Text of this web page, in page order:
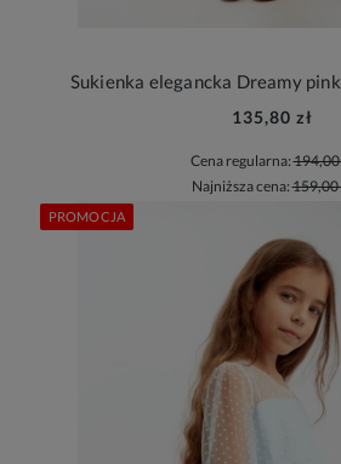
Sukienka elegancka Dreamy
135,80 zł
Cena regularna:194,00
Najniższa cena:159,00
PROMOCJA